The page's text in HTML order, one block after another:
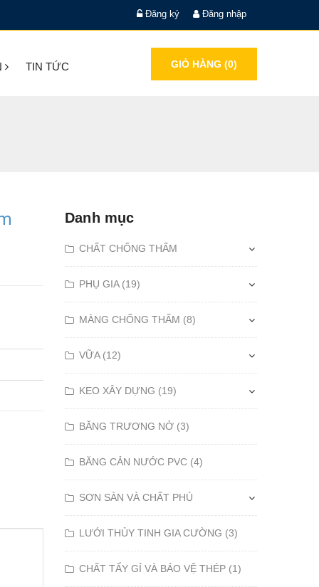
Đăng ký Đăng nhập
TIN TỨC GIỎ HÀNG (0)
Danh mục
CHẤT CHỐNG THẤM
PHỤ GIA (19)
MÀNG CHỐNG THẤM (8)
VỮA (12)
KEO XÂY DỰNG (19)
BĂNG TRƯƠNG NỞ (3)
BĂNG CẢN NƯỚC PVC (4)
SƠN SÀN VÀ CHẤT PHỦ
LƯỚI THỦY TINH GIA CƯỜNG (3)
CHẤT TẨY GỈ VÀ BẢO VỆ THÉP (1)